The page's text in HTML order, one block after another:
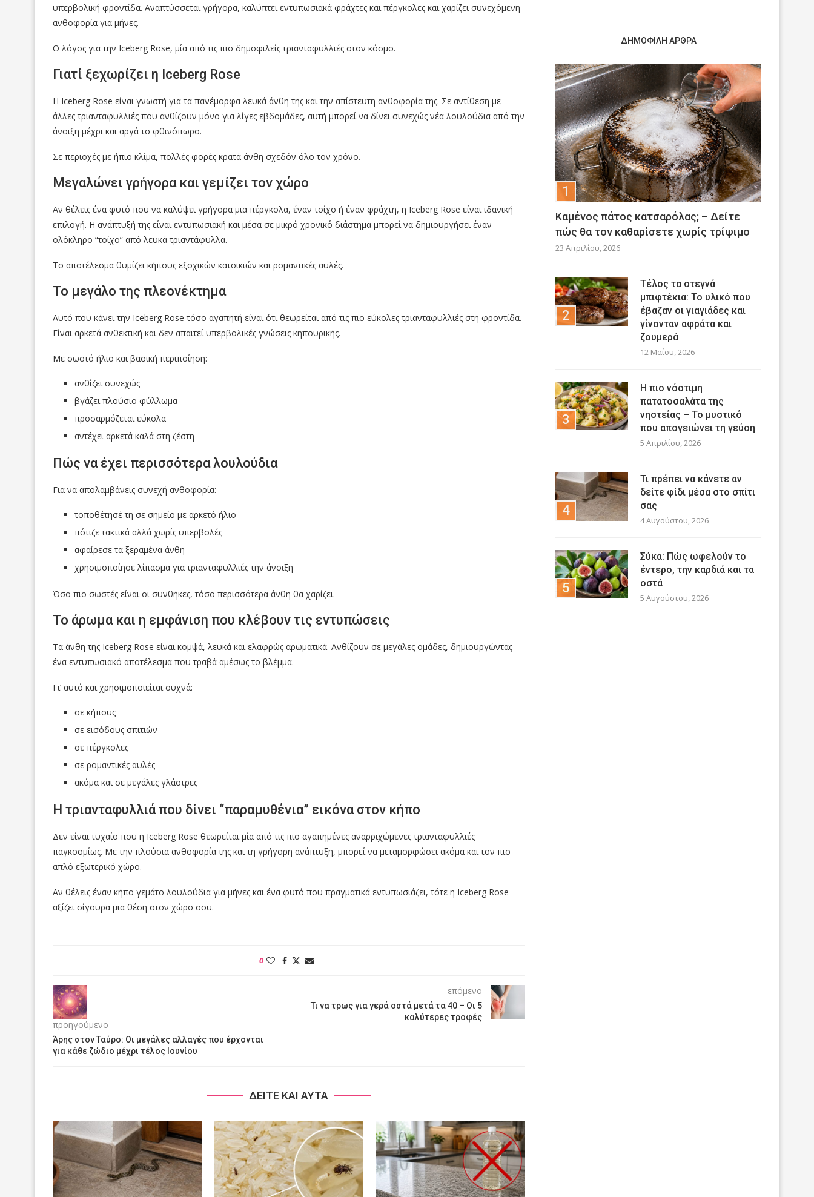
υπερβολική φροντίδα. Αναπτύσσεται γρήγορα, καλύπτει εντυπωσιακά φράχτες και πέργκολες και χαρίζει συνεχόμενη
ανθοφορία για μήνες.
Ο λόγος για την Iceberg Rose, μία από τις πιο δημοφιλείς τριανταφυλλιές στον κόσμο.
Γιατί ξεχωρίζει η Iceberg Rose
Η Iceberg Rose είναι γνωστή για τα πανέμορφα λευκά άνθη της και την απίστευτη ανθοφορία της. Σε αντίθεση με
άλλες τριανταφυλλιές που ανθίζουν μόνο για λίγες εβδομάδες, αυτή μπορεί να δίνει συνεχώς νέα λουλούδια από την
άνοιξη μέχρι και αργά το φθινόπωρο.
Σε περιοχές με ήπιο κλίμα, πολλές φορές κρατά άνθη σχεδόν όλο τον χρόνο.
Μεγαλώνει γρήγορα και γεμίζει τον χώρο
Αν θέλεις ένα φυτό που να καλύψει γρήγορα μια πέργκολα, έναν τοίχο ή έναν φράχτη, η Iceberg Rose είναι ιδανική
επιλογή. Η ανάπτυξή της είναι εντυπωσιακή και μέσα σε μικρό χρονικό διάστημα μπορεί να δημιουργήσει έναν
ολόκληρο “τοίχο” από λευκά τριαντάφυλλα.
Το αποτέλεσμα θυμίζει κήπους εξοχικών κατοικιών και ρομαντικές αυλές.
Το μεγάλο της πλεονέκτημα
Αυτό που κάνει την Iceberg Rose τόσο αγαπητή είναι ότι θεωρείται από τις πιο εύκολες τριανταφυλλιές στη φροντίδα.
Είναι αρκετά ανθεκτική και δεν απαιτεί υπερβολικές γνώσεις κηπουρικής.
Με σωστό ήλιο και βασική περιποίηση:
ανθίζει συνεχώς
βγάζει πλούσιο φύλλωμα
προσαρμόζεται εύκολα
αντέχει αρκετά καλά στη ζέστη
Πώς να έχει περισσότερα λουλούδια
Για να απολαμβάνεις συνεχή ανθοφορία:
τοποθέτησέ τη σε σημείο με αρκετό ήλιο
πότιζε τακτικά αλλά χωρίς υπερβολές
αφαίρεσε τα ξεραμένα άνθη
χρησιμοποίησε λίπασμα για τριανταφυλλιές την άνοιξη
Όσο πιο σωστές είναι οι συνθήκες, τόσο περισσότερα άνθη θα χαρίζει.
Το άρωμα και η εμφάνιση που κλέβουν τις εντυπώσεις
Τα άνθη της Iceberg Rose είναι κομψά, λευκά και ελαφρώς αρωματικά. Ανθίζουν σε μεγάλες ομάδες, δημιουργώντας
ένα εντυπωσιακό αποτέλεσμα που τραβά αμέσως το βλέμμα.
Γι’ αυτό και χρησιμοποιείται συχνά:
σε κήπους
σε εισόδους σπιτιών
σε πέργκολες
σε ρομαντικές αυλές
ακόμα και σε μεγάλες γλάστρες
Η τριανταφυλλιά που δίνει “παραμυθένια” εικόνα στον κήπο
Δεν είναι τυχαίο που η Iceberg Rose θεωρείται μία από τις πιο αγαπημένες αναρριχώμενες τριανταφυλλιές
παγκοσμίως. Με την πλούσια ανθοφορία της και τη γρήγορη ανάπτυξη, μπορεί να μεταμορφώσει ακόμα και τον πιο
απλό εξωτερικό χώρο.
Αν θέλεις έναν κήπο γεμάτο λουλούδια για μήνες και ένα φυτό που πραγματικά εντυπωσιάζει, τότε η Iceberg Rose
αξίζει σίγουρα μια θέση στον χώρο σου.
0
προηγούμενο
Άρης στον Ταύρο: Οι μεγάλες αλλαγές που έρχονται
για κάθε ζώδιο μέχρι τέλος Ιουνίου
επόμενο
Τι να τρως για γερά οστά μετά τα 40 – Οι 5
καλύτερες τροφές
ΔΕΙΤΕ ΚΑΙ ΑΥΤΑ
ΔΗΜΟΦΙΛΉ ΆΡΘΡΑ
Καμένος πάτος κατσαρόλας; – Δείτε
πώς θα τον καθαρίσετε χωρίς τρίψιμο
23 Απριλίου, 2026
Τέλος τα στεγνά
μπιφτέκια: Το υλικό που
έβαζαν οι γιαγιάδες και
γίνονταν αφράτα και
ζουμερά
12 Μαΐου, 2026
Η πιο νόστιμη
πατατοσαλάτα της
νηστείας – Το μυστικό
που απογειώνει τη γεύση
5 Απριλίου, 2026
Τι πρέπει να κάνετε αν
δείτε φίδι μέσα στο σπίτι
σας
4 Αυγούστου, 2026
Σύκα: Πώς ωφελούν το
έντερο, την καρδιά και τα
οστά
5 Αυγούστου, 2026